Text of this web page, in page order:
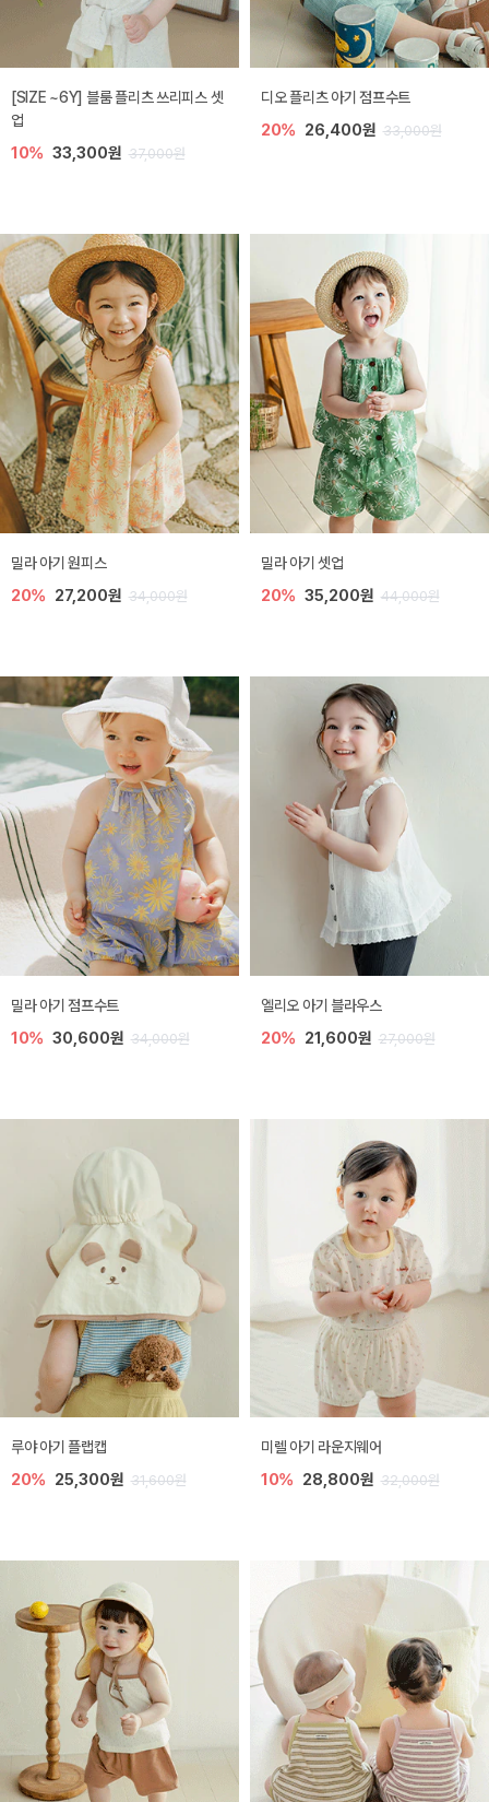
[SIZE ~6Y] 블룸 플리츠 쓰리피스 셋
업
10% 33,300원 37,000원
디오 플리츠 아기 점프수트
20% 26,400원 33,000원
밀라 아기 원피스
20% 27,200원 34,000원
밀라 아기 셋업
20% 35,200원 44,000원
밀라 아기 점프수트
10% 30,600원 34,000원
엘리오 아기 블라우스
20% 21,600원 27,000원
루야 아기 플랩캡
20% 25,300원 31,600원
미렐 아기 라운지웨어
10% 28,800원 32,000원